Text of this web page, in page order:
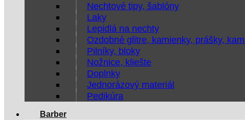
Nechtové tipy, šablóny
Laky
Lepidlá na nechty
Ozdobné glitre, kamienky, prášky,
Pilníky, bloky
Nožnice, kliešte
Doplnky
Jednorázový materiál
Pedikúra
Barber